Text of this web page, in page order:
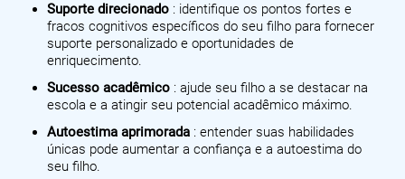
Suporte direcionado : identifique os pontos fortes e
fracos cognitivos específicos do seu filho para fornecer
suporte personalizado e oportunidades de
enriquecimento.
Sucesso acadêmico : ajude seu filho a se destacar na
escola e a atingir seu potencial acadêmico máximo.
Autoestima aprimorada : entender suas habilidades
únicas pode aumentar a confiança e a autoestima do
seu filho.